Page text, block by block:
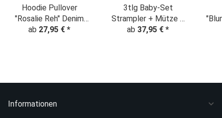
Hoodie Pullover
"Rosalie Reh" Denim
Look Limited Edition
ab 27,95 € *
3tlg Baby-Set
Strampler + Mütze +
Halstuch "Blumentraum
ab 37,95 € *
Informationen